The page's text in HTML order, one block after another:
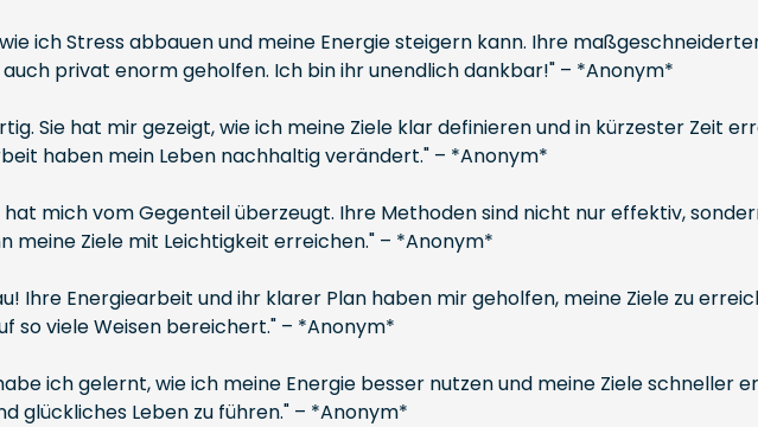
ich Stress abbauen und meine Energie steigern kann. Ihre
privat enorm geholfen. Ich bin ihr unendlich dankbar!" – *Anonym*
Sie hat mir gezeigt, wie ich meine Ziele klar definieren und in kürzester Zeit
haben mein Leben nachhaltig verändert." – *Anonym*
mich vom Gegenteil überzeugt. Ihre Methoden sind nicht nur effektiv,
meine Ziele mit Leichtigkeit erreichen." – *Anonym*
Ihre Energiearbeit und ihr klarer Plan haben mir geholfen, meine Ziele zu
so viele Weisen bereichert." – *Anonym*
ich gelernt, wie ich meine Energie besser nutzen und meine Ziele schneller
glückliches Leben zu führen." – *Anonym*